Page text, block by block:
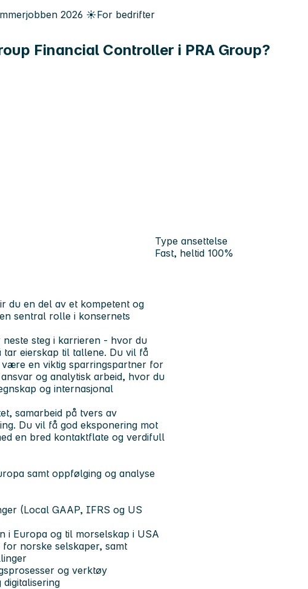
2026 ☀️For bedrifter
Financial Controller i PRA Group?
Type ansettelse
Fast, heltid 100%
du en del av et kompetent og
sentral rolle i konsernets
steg i karrieren - hvor du
eierskap til tallene. Du vil få
en viktig sparringspartner for
og analytisk arbeid, hvor du
og internasjonal
samarbeid på tvers av
Du vil få god eksponering mot
en bred kontaktflate og verdifull
samt oppfølging og analyse
(Local GAAP, IFRS og US
i Europa og til morselskap i USA
norske selskaper, samt
og verktøy